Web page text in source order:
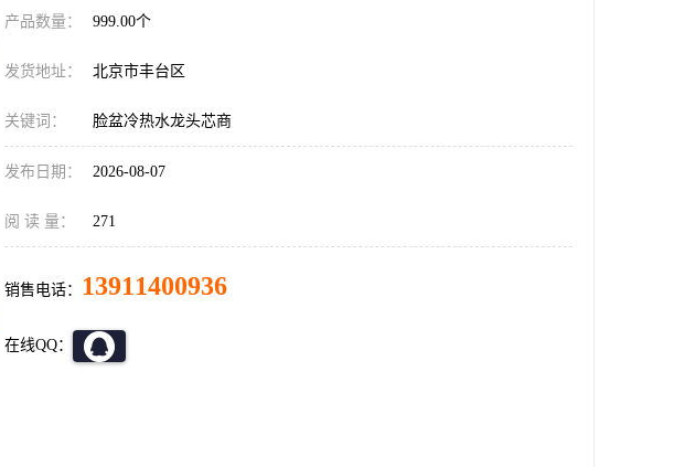
产品数量： 999.00个
发货地址： 北京市丰台区
关键词： 脸盆冷热水龙头芯商
发布日期： 2026-08-07
阅 读 量： 271
销售电话： 13911400936
在线QQ：